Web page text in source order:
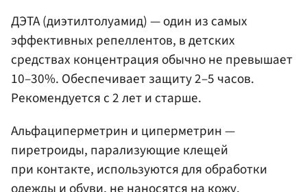
ДЭТА (диэтилтолуамид) — один из самых
эффективных репеллентов, в детских
средствах концентрация обычно не превышает
10–30%. Обеспечивает защиту 2–5 часов.
Рекомендуется с 2 лет и старше.
Альфациперметрин и циперметрин —
пиретроиды, парализующие клещей
при контакте, используются для обработки